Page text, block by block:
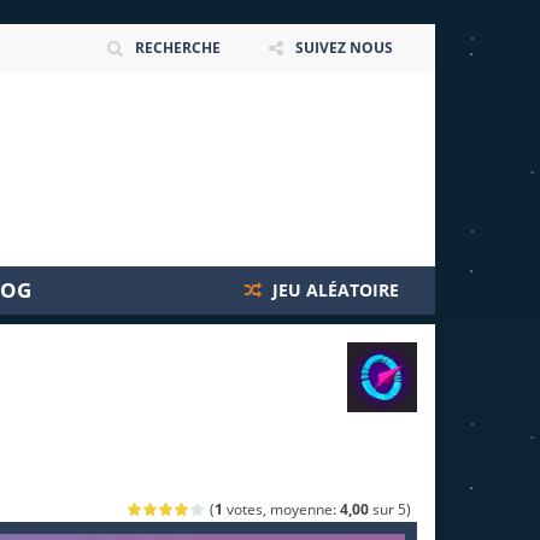
RECHERCHE SUIVEZ NOUS
JEU ALÉATOIRE
(1 votes, moyenne:4,00sur 5)